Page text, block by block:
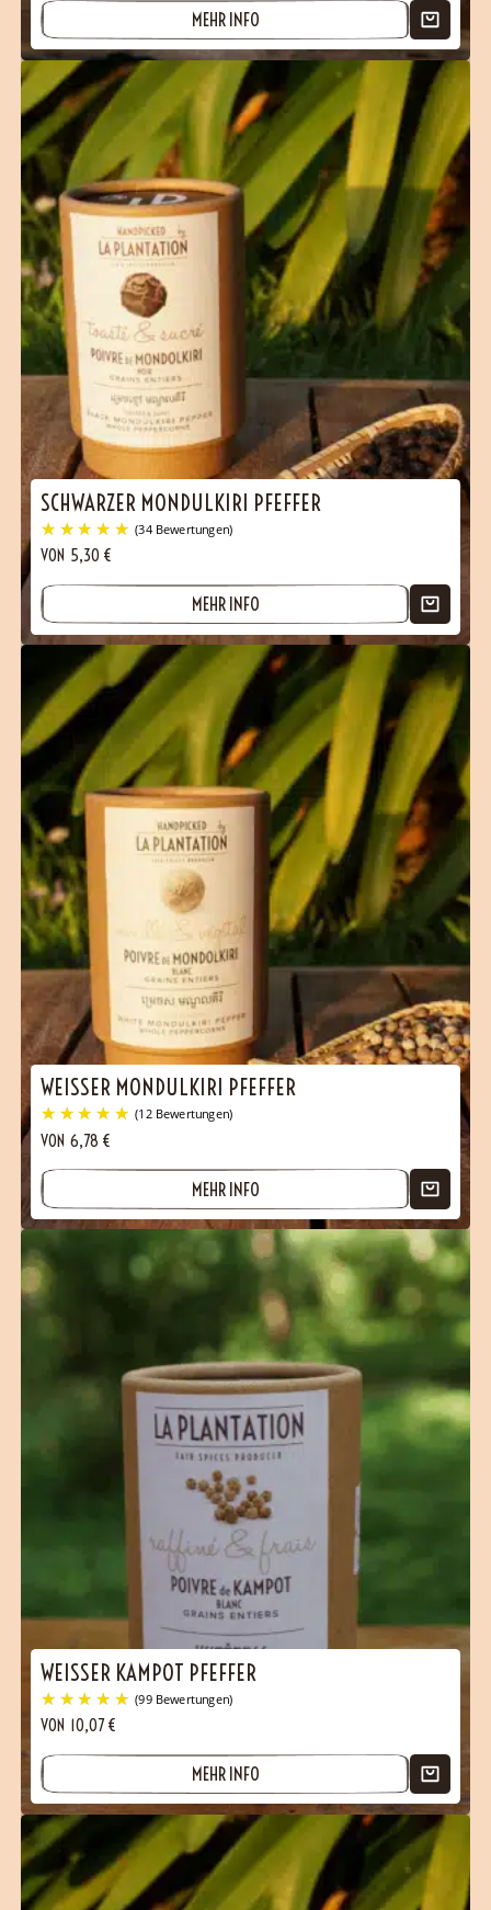
(51 Bewertungen)
MEHR INFO
SCHWARZER MONDULKIRI PFEFFER
(34 Bewertungen)
VON 5,30 €
MEHR INFO
WEISSER MONDULKIRI PFEFFER
VON 6,78 €
MEHR INFO
WEISSER KAMPOT PFEFFER
VON 10,07€
MEHR INFO